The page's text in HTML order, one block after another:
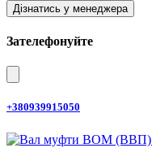
Дізнатись у менеджера
Зателефонуйте
+380939915050